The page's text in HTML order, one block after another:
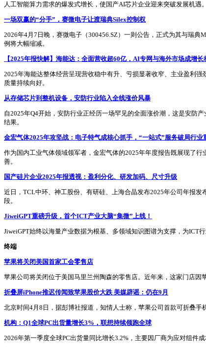
人工智能算力需求的爆发式增长，使国产AI芯片企业迎来突破发展机
一场双赢的“分手”，赛微电子让渡瑞典Silex控制权
2026年4月7日晚，赛微电子（300456.SZ）一则公告，正式为其与瑞
例将大幅缩减。
【2025年报快解】海能达：全面营收超60亿，AI专网与海外市场成增长
2025年海能达整体经营呈现营收稳中有升、亏损显著收窄、主业盈利
质量持续向好。
从存储芯片到整机设备，安防行业陷入全线涨价风暴
自2025年Q4开始，安防行业正经历一场罕见的全面涨价潮，这是安防
结果。
金宏气体2025年攻坚战：电子特气成核心抓手，“一站式”服务破局行业
作为国内工业气体领域领军者，金宏气体的2025年年度报告既展现了
善。
国产硅片企业2025年报透视：盈利分化、研发加码、尺寸升级
近日，TCL中环、神工股份、有研硅、上海合晶发布2025年公司年报
段。
JiweiGPT重磅升级，首个ICT产业大脑“集微”上线！
JiweiGPT始终以海量产业数据为根基、多领域知识图谱为支撑，为ICT
终端
苹果将关闭美国首家工会零售店
苹果公司将关闭位于美国马里兰州陶森的零售店。近年来，这家门店因
折叠屏iPhone推迟传闻致苹果股价大跌 美媒辟谣：仍在9月
北京时间4月8日，据彭博社报道，知情人士称，苹果公司首款可折叠
机构：Q1全球PC出货量增长3%，联想持续领跑全球
2026年第一季度全球PC出货量同比增长3.2%，主要因厂商为应对组件